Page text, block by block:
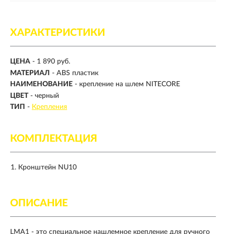
ХАРАКТЕРИСТИКИ
ЦЕНА - 1 890 руб.
МАТЕРИАЛ - ABS пластик
НАИМЕНОВАНИЕ - крепление на шлем NITECORE
ЦВЕТ - черный
ТИП - Крепления
КОМПЛЕКТАЦИЯ
Кронштейн NU10
ОПИСАНИЕ
LMA1 - это специальное нашлемное крепление для ручного